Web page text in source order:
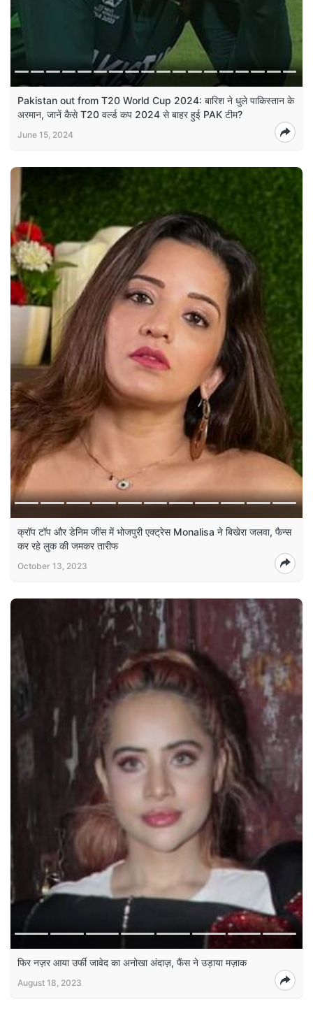
Pakistan out from T20 World Cup 2024: बारिश ने धुले पाकिस्तान के
अरमान, जानें कैसे T20 वर्ल्ड कप 2024 से बाहर हुई PAK टीम?
June 15, 2024
क्रॉप टॉप और डेनिम जींस में भोजपुरी एक्ट्रेस Monalisa ने बिखेरा जलवा, फैन्स
कर रहे लुक की जमकर तारीफ
October 13, 2023
फिर नज़र आया उर्फी जावेद का अनोखा अंदाज़, फैंस ने उड़ाया मज़ाक
August 18, 2023